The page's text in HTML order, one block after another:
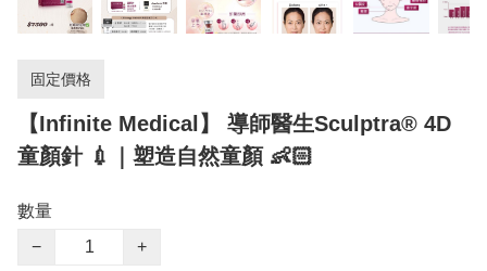
固定價格
【Infinite Medical】 導師醫生Sculptra® 4D
童顏針 💉｜塑造自然童顏 👶🏻
數量
−
+